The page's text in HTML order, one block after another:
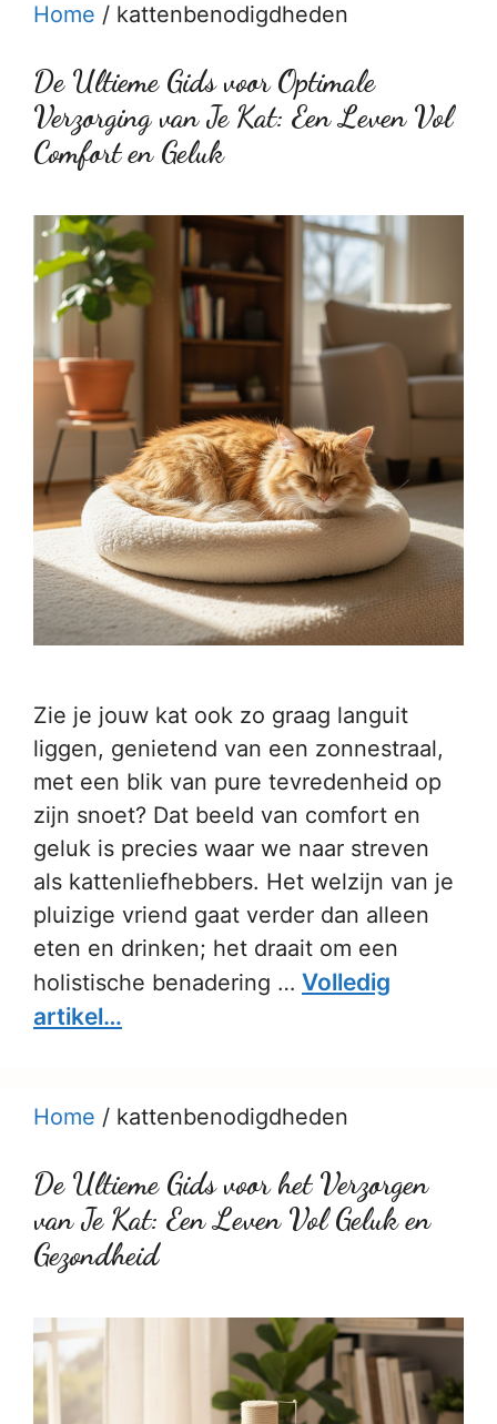
Home / kattenbenodigdheden
De Ultieme Gids voor Optimale
Verzorging van Je Kat: Een Leven Vol
Comfort en Geluk
Zie je jouw kat ook zo graag languit
liggen, genietend van een zonnestraal,
met een blik van pure tevredenheid op
zijn snoet? Dat beeld van comfort en
geluk is precies waar we naar streven
als kattenliefhebbers. Het welzijn van je
pluizige vriend gaat verder dan alleen
eten en drinken; het draait om een
holistische benadering … Volledig
artikel…
Home / kattenbenodigdheden
De Ultieme Gids voor het Verzorgen
van Je Kat: Een Leven Vol Geluk en
Gezondheid